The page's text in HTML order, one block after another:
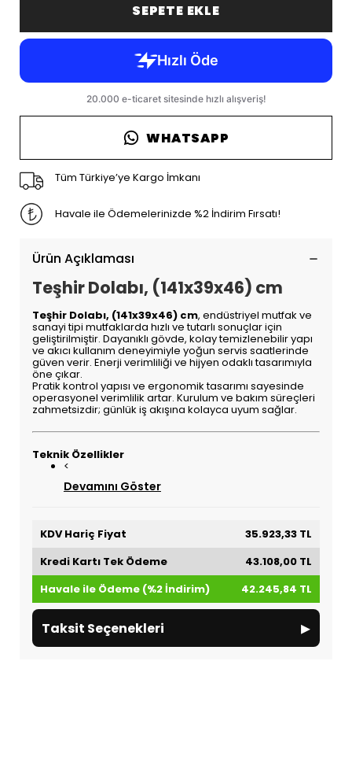
SEPETE EKLE
WHATSAPP
Tüm Türkiye’ye Kargo İmkanı
Havale ile Ödemelerinizde %2 İndirim Fırsatı!
Ürün Açıklaması
Teşhir Dolabı, (141x39x46) cm
Teşhir Dolabı, (141x39x46) cm, endüstriyel mutfak ve
sanayi tipi mutfaklarda hızlı ve tutarlı sonuçlar için
geliştirilmiştir. Dayanıklı gövde, kolay temizlenebilir yapı
ve akıcı kullanım deneyimiyle yoğun servis saatlerinde
güven verir. Enerji verimliliği ve hijyen odaklı tasarımıyla
öne çıkar.
Pratik kontrol yapısı ve ergonomik tasarımı sayesinde
operasyonel verimlilik artar. Kurulum ve bakım süreçleri
zahmetsizdir; günlük iş akışına kolayca uyum sağlar.
Teknik Özellikler
<
Devamını Göster
KDV Hariç Fiyat
35.923,33 TL
Kredi Kartı Tek Ödeme
43.108,00 TL
Havale ile Ödeme (%2 İndirim)
42.245,84 TL
Taksit Seçenekleri ▸